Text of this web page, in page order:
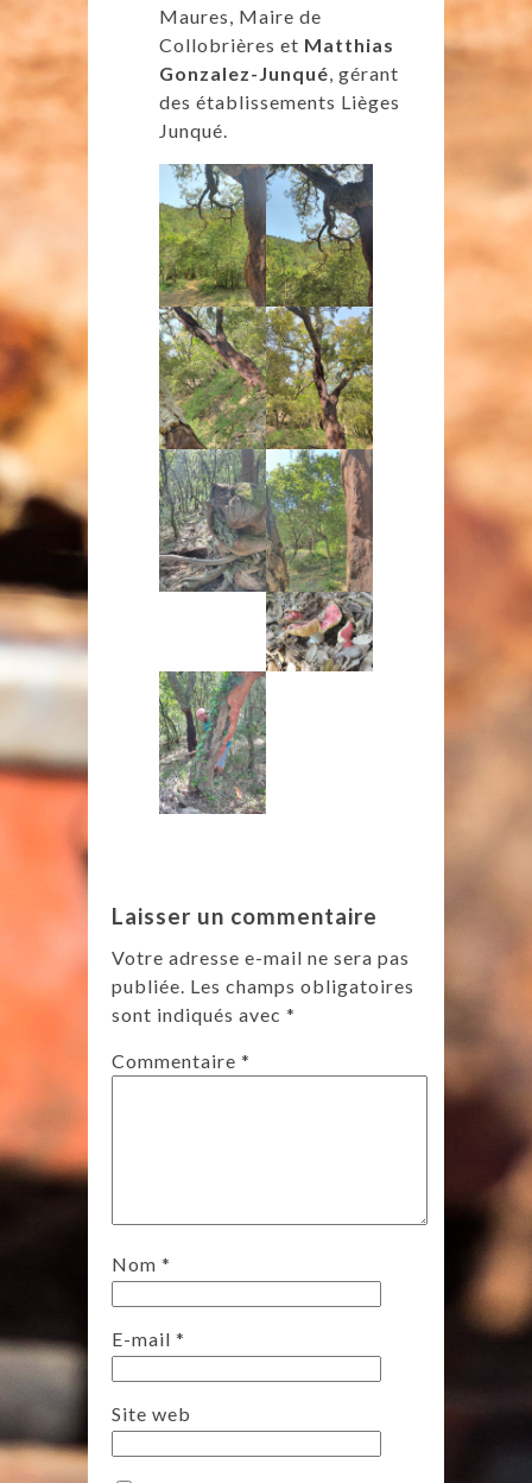
Maures, Maire de
Collobrières et Matthias
Gonzalez-Junqué, gérant
des établissements Lièges
Junqué.
Laisser un commentaire
Votre adresse e-mail ne sera pas
publiée. Les champs obligatoires
sont indiqués avec *
Commentaire *
Nom *
E-mail *
Site web